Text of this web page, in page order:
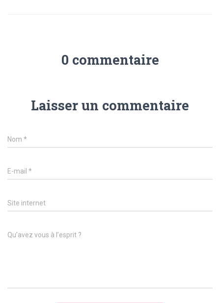
0 commentaire
Laisser un commentaire
Nom *
E-mail *
Site internet
Qu’avez vous à l’esprit ?